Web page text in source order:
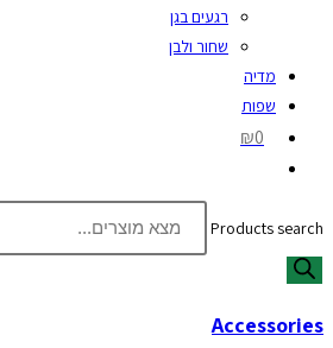
רגעים בגן
שחור ולבן
מדיה
שפות
₪0
Products search
Accessories